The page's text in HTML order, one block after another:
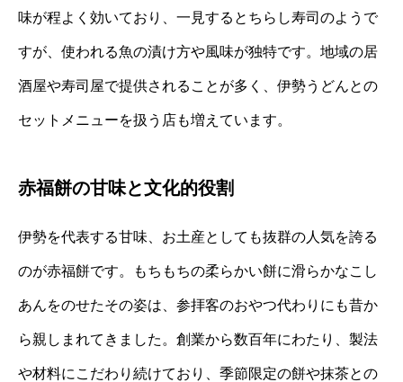
味が程よく効いており、一見するとちらし寿司のようで
すが、使われる魚の漬け方や風味が独特です。地域の居
酒屋や寿司屋で提供されることが多く、伊勢うどんとの
セットメニューを扱う店も増えています。
赤福餅の甘味と文化的役割
伊勢を代表する甘味、お土産としても抜群の人気を誇る
のが赤福餅です。もちもちの柔らかい餅に滑らかなこし
あんをのせたその姿は、参拝客のおやつ代わりにも昔か
ら親しまれてきました。創業から数百年にわたり、製法
や材料にこだわり続けており、季節限定の餅や抹茶との